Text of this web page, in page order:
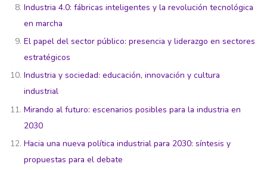
Industria 4.0: fábricas inteligentes y la revolución tecnológica
en marcha
El papel del sector público: presencia y liderazgo en sectores
estratégicos
Industria y sociedad: educación, innovación y cultura
industrial
Mirando al futuro: escenarios posibles para la industria en
2030
Hacia una nueva política industrial para 2030: síntesis y
propuestas para el debate